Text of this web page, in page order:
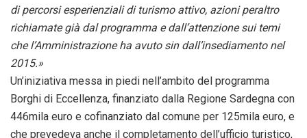
di percorsi esperienziali di turismo attivo, azioni peraltro
richiamate già dal programma e dall’attenzione sui temi
che l’Amministrazione ha avuto sin dall’insediamento nel
2015.»
Un’iniziativa messa in piedi nell’ambito del programma
Borghi di Eccellenza, finanziato dalla Regione Sardegna con
446mila euro e cofinanziato dal comune per 125mila euro, e
che prevedeva anche il completamento dell’ufficio turistico,